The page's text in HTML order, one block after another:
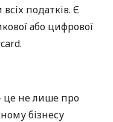
податків. Є
або цифрової
це не лише про
бізнесу